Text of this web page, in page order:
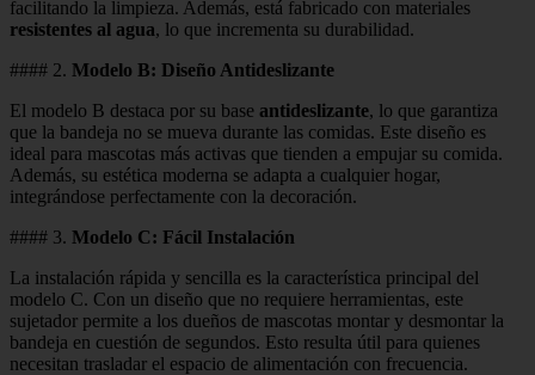
facilitando la limpieza. Además, está fabricado con materiales
resistentes al agua, lo que incrementa su durabilidad.
#### 2. Modelo B: Diseño Antideslizante
El modelo B destaca por su base antideslizante, lo que garantiza
que la bandeja no se mueva durante las comidas. Este diseño es
ideal para mascotas más activas que tienden a empujar su comida.
Además, su estética moderna se adapta a cualquier hogar,
integrándose perfectamente con la decoración.
#### 3. Modelo C: Fácil Instalación
La instalación rápida y sencilla es la característica principal del
modelo C. Con un diseño que no requiere herramientas, este
sujetador permite a los dueños de mascotas montar y desmontar la
bandeja en cuestión de segundos. Esto resulta útil para quienes
necesitan trasladar el espacio de alimentación con frecuencia.